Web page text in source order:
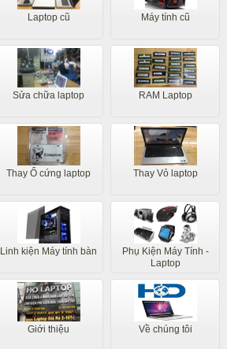
Laptop cũ Máy tính cũ
Sửa chữa laptop RAM Laptop
Thay Ổ cứng laptop Thay Vỏ laptop
Linh kiện Máy tính bàn
Phụ Kiện Máy Tính -
Laptop
Giới thiệu Về chúng tôi